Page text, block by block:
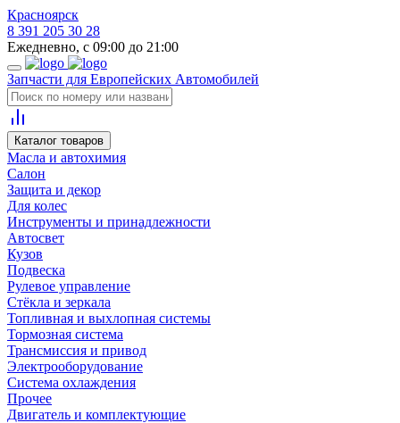
Красноярск
8 391 205 30 28
Ежедневно, с 09:00 до 21:00
Запчасти для Европейских Автомобилей
Каталог товаров
Масла и автохимия
Салон
Защита и декор
Для колес
Инструменты и принадлежности
Автосвет
Кузов
Подвеска
Рулевое управление
Стёкла и зеркала
Топливная и выхлопная системы
Тормозная система
Трансмиссия и привод
Электрооборудование
Система охлаждения
Прочее
Двигатель и комплектующие